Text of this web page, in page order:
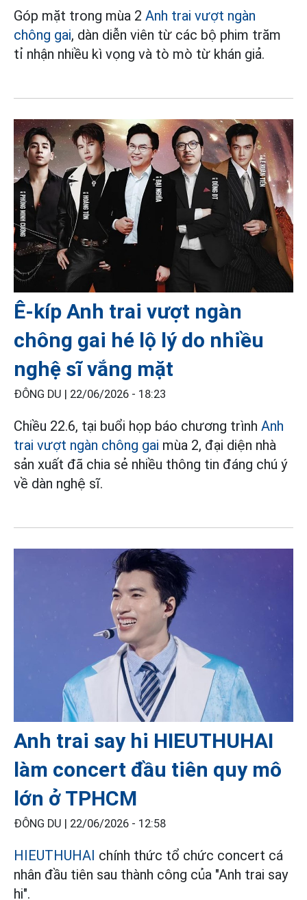
Góp mặt trong mùa 2 Anh trai vượt ngàn
chông gai, dàn diễn viên từ các bộ phim trăm
tỉ nhận nhiều kì vọng và tò mò từ khán giả.
Ê-kíp Anh trai vượt ngàn
chông gai hé lộ lý do nhiều
nghệ sĩ vắng mặt
ĐÔNG DU | 22/06/2026 - 18:23
Chiều 22.6, tại buổi họp báo chương trình Anh
trai vượt ngàn chông gai mùa 2, đại diện nhà
sản xuất đã chia sẻ nhiều thông tin đáng chú ý
về dàn nghệ sĩ.
Anh trai say hi HIEUTHUHAI
làm concert đầu tiên quy mô
lớn ở TPHCM
ĐÔNG DU | 22/06/2026 - 12:58
HIEUTHUHAI chính thức tổ chức concert cá
nhân đầu tiên sau thành công của "Anh trai say
hi".